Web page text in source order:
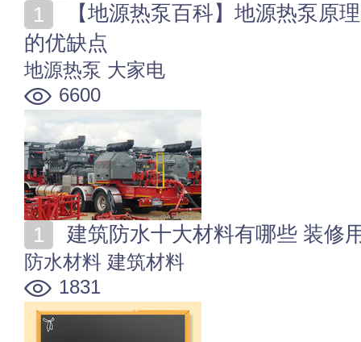
的优缺点
地源热泵 大家电
6600
建筑防水十大材料有哪些 装修
防水材料 建筑材料
1831